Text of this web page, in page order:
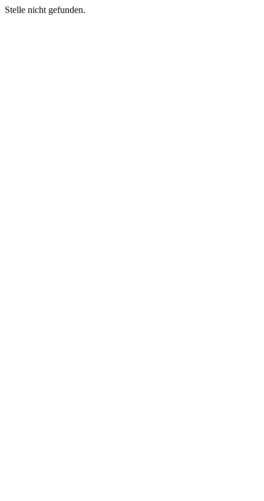
Stelle nicht gefunden.